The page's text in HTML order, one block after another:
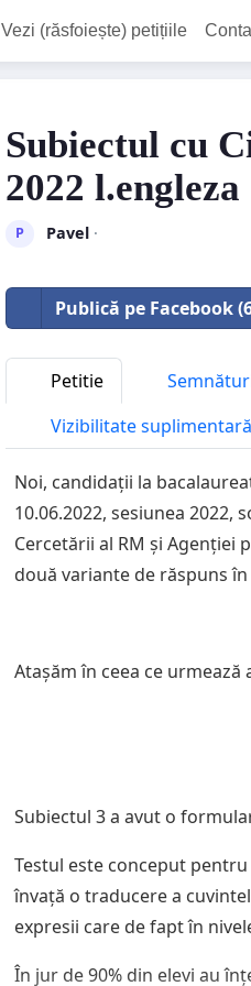
Vezi (răsfoiește) petițiile
Subiectul cu
2022 l.engleza
P Pavel·
Publică pe Facebook
Petitie
Vizibilitate suplimentară
Noi, candidații la
10.06.2022, sesiunea 2022,
Cercetării al RM și Agenției
două variante de răspuns
Atașăm în ceea ce
Subiectul 3 a avut o
Testul este conceput
învață o traducere a
expresii care de fapt în
În jur de 90% din elevi au